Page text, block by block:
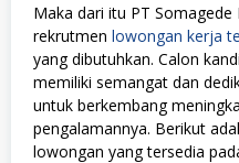
Maka dari itu PT
rekrutmen lowongan kerja
yang dibutuhkan. Calon
memiliki semangat dan
untuk berkembang
pengalamannya. Berikut
lowongan yang tersedia